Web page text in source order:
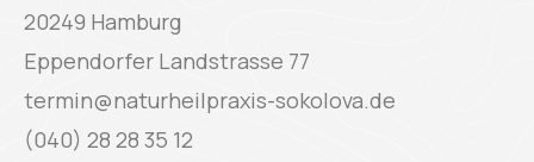
20249 Hamburg
Eppendorfer Landstrasse 77
termin@naturheilpraxis-sokolova.de
(040) 28 28 35 12